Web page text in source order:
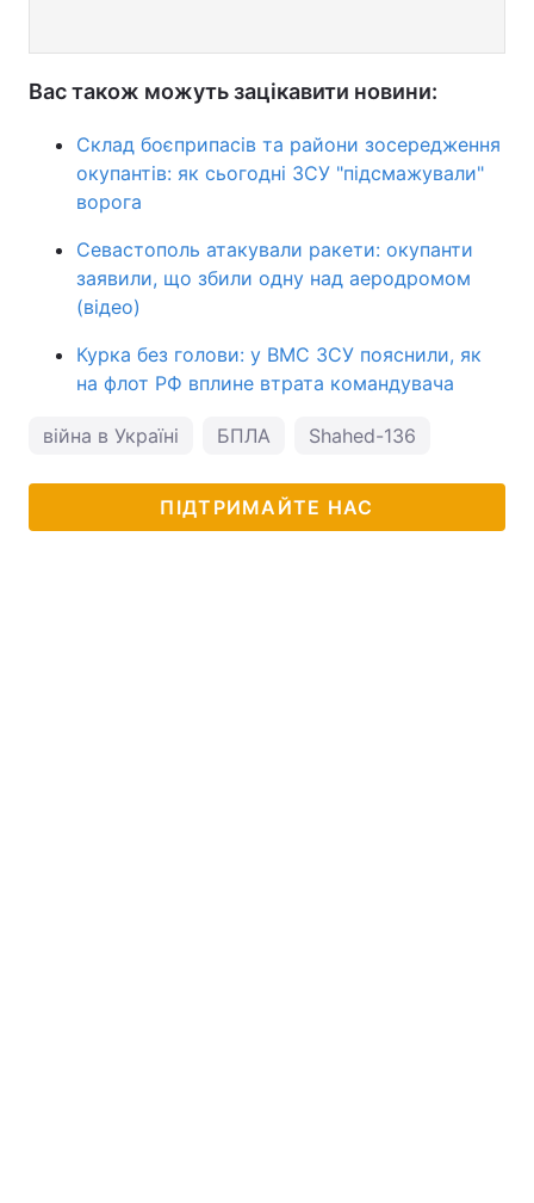
Вас також можуть зацікавити новини:
Склад боєприпасів та райони зосередження
окупантів: як сьогодні ЗСУ "підсмажували"
ворога
Севастополь атакували ракети: окупанти
заявили, що збили одну над аеродромом
(відео)
Курка без голови: у ВМС ЗСУ пояснили, як
на флот РФ вплине втрата командувача
війна в Україні БПЛА Shahed-136
ПІДТРИМАЙТЕ НАС